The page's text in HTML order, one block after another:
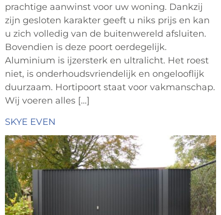
prachtige aanwinst voor uw woning. Dankzij
zijn gesloten karakter geeft u niks prijs en kan
u zich volledig van de buitenwereld afsluiten.
Bovendien is deze poort oerdegelijk.
Aluminium is ijzersterk en ultralicht. Het roest
niet, is onderhoudsvriendelijk en ongelooflijk
duurzaam. Hortipoort staat voor vakmanschap.
Wij voeren alles […]
SKYE EVEN